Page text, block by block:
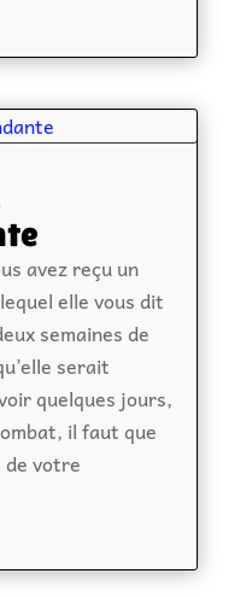
avez reçu un
elle vous dit
semaines de
serait
quelques jours,
il faut que
de votre